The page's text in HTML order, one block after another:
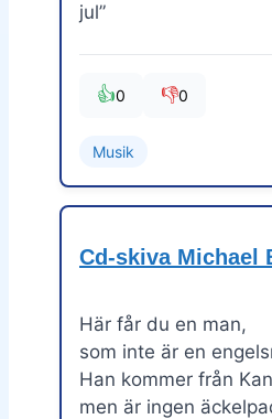
jul”
👍0 👎0
Musik
Cd-skiva Michael
Här får du en man,
som inte är en
Han kommer från
men är ingen